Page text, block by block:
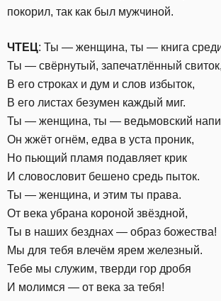
покорил, так как был мужчиной.
ЧТЕЦ: Ты — женщина, ты — книга среди
Ты — свёрнутый, запечатлённый свиток,
В его строках и дум и слов избыток,
В его листах безумен каждый миг.
Ты — женщина, ты — ведьмовский
Он жжёт огнём, едва в уста проник,
Но пьющий пламя подавляет крик
И словословит бешено средь пыток.
Ты — женщина, и этим ты права.
От века убрана короной звёздной,
Ты в наших безднах — образ божества!
Мы для тебя влечём ярем железный.
Тебе мы служим, тверди гор дробя
И молимся — от века за тебя!